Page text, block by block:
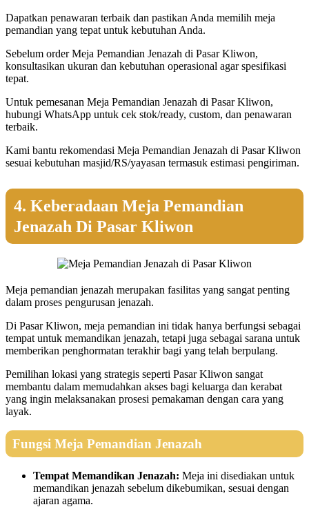
Dapatkan penawaran terbaik dan pastikan Anda memilih meja
pemandian yang tepat untuk kebutuhan Anda.
Sebelum order Meja Pemandian Jenazah di Pasar Kliwon,
konsultasikan ukuran dan kebutuhan operasional agar spesifikasi
tepat.
Untuk pemesanan Meja Pemandian Jenazah di Pasar Kliwon,
hubungi WhatsApp untuk cek stok/ready, custom, dan penawaran
terbaik.
Kami bantu rekomendasi Meja Pemandian Jenazah di Pasar Kliwon
sesuai kebutuhan masjid/RS/yayasan termasuk estimasi pengiriman.
4. Keberadaan Meja Pemandian
Jenazah Di Pasar Kliwon
Meja pemandian jenazah merupakan fasilitas yang sangat penting
dalam proses pengurusan jenazah.
Di Pasar Kliwon, meja pemandian ini tidak hanya berfungsi sebagai
tempat untuk memandikan jenazah, tetapi juga sebagai sarana untuk
memberikan penghormatan terakhir bagi yang telah berpulang.
Pemilihan lokasi yang strategis seperti Pasar Kliwon sangat
membantu dalam memudahkan akses bagi keluarga dan kerabat
yang ingin melaksanakan prosesi pemakaman dengan cara yang
layak.
Fungsi Meja Pemandian Jenazah
Tempat Memandikan Jenazah: Meja ini disediakan untuk
memandikan jenazah sebelum dikebumikan, sesuai dengan
ajaran agama.